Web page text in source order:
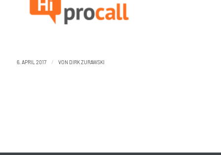
6. APRIL 2017 / VON DIRK ZURAWSKI